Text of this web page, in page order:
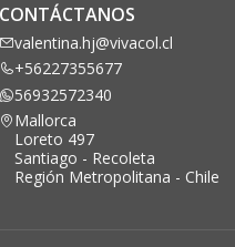
CONTÁCTANOS
valentina.hj@vivacol.cl
+56227355677
56932572340
Mallorca
Loreto 497
Santiago - Recoleta
Región Metropolitana - Chile